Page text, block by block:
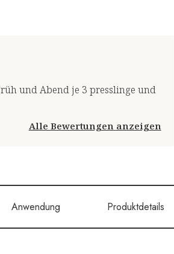
und Abend je 3 presslinge und
Alle Bewertungen anzeigen
Anwendung Produktdetails